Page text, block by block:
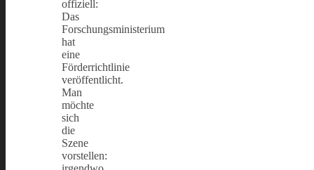
offiziell:
Das
Forschungsministerium
hat
eine
Förderrichtlinie
veröffentlicht.
Man
möchte
sich
die
Szene
vorstellen: